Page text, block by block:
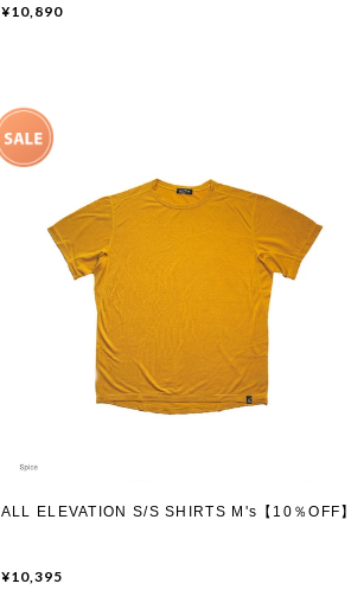
¥10,890
ALL ELEVATION S/S SHIRTS M's【10％OFF】
¥10,395